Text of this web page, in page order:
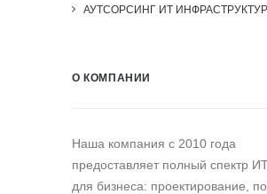
АУТСОРСИНГ ИТ
О КОМПАНИИ
Наша компания c 2010 года
предоставляет полный спектр
для бизнеса: проектирование,